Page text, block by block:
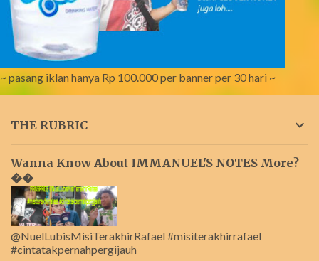
~ pasang iklan hanya Rp 100.000 per banner per 30 hari ~
THE RUBRIC
Wanna Know About IMMANUEL'S NOTES More?
��
@NuelLubisMisiTerakhirRafael #misiterakhirrafael
#cintatakpernahpergijauh